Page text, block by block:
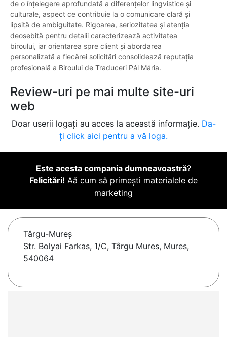
de o înțelegere aprofundată a diferențelor lingvistice și
culturale, aspect ce contribuie la o comunicare clară și
lipsită de ambiguitate. Rigoarea, seriozitatea și atenția
deosebită pentru detalii caracterizează activitatea
biroului, iar orientarea spre client și abordarea
personalizată a fiecărei solicitări consolidează reputația
profesională a Biroului de Traduceri Pál Mária.
Review-uri pe mai multe site-uri
web
Doar userii logați au acces la această informație. Da-
ți click aici pentru a vă loga.
Este acesta compania dumneavoastră?
Felicitări! Aă cum să primești materialele de
marketing
Târgu-Mureş
Str. Bolyai Farkas, 1/C, Târgu Mures, Mures,
540064